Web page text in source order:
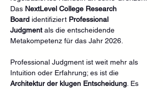
Das NextLevel College Research
Board identifiziert Professional
Judgment als die entscheidende
Metakompetenz für das Jahr 2026.
Professional Judgment ist weit mehr als
Intuition oder Erfahrung; es ist die
Architektur der klugen Entscheidung . Es